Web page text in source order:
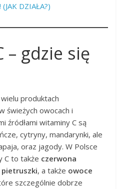
DZIAŁA?)
– gdzie się
produktach
świeżych owocach i
źródłami witaminy C są
cytryny, mandarynki, ale
oraz jagody. W Polsce
C to także czerwona
, a także owoce
szczególnie dobrze